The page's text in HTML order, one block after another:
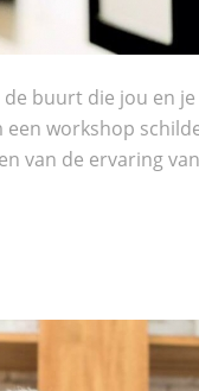
buurt die jou en
workshop
van de ervaring